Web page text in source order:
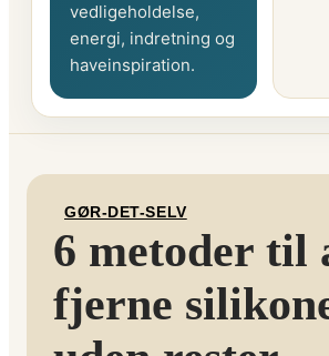
vedligeholdelse,
energi, indretning og
haveinspiration.
GØR-DET-SELV
6 metoder til
fjerne